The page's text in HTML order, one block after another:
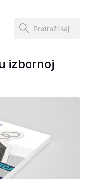
izbornoj